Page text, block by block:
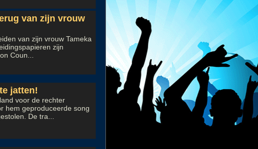
van zijn vrouw
van zijn vrouw Tameka
zijn
Coun...
jatten!
voor de rechter
hem geproduceerde song
De tra...